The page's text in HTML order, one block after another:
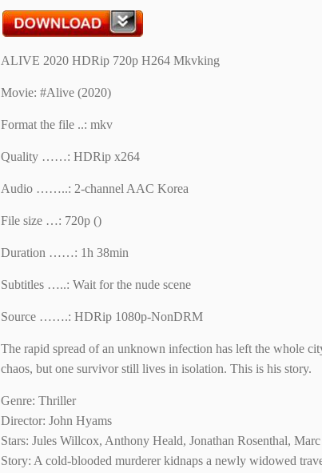
ALIVE 2020 HDRip 720p H264 Mkvking
Movie: #Alive (2020)
Format the file ..: mkv
Quality ……: HDRip x264
Audio ……..: 2-channel AAC Korea
File size …: 720p ()
Duration ……: 1h 38min
Subtitles …..: Wait for the nude scene
Source …….: HDRip 1080p-NonDRM
The rapid spread of an unknown infection has left the whole
chaos, but one survivor still lives in isolation. This is his story.
Genre: Thriller
Director: John Hyams
Stars: Jules Willcox, Anthony Heald, Jonathan Rosenthal,
Story: A cold-blooded murderer kidnaps a newly widowed